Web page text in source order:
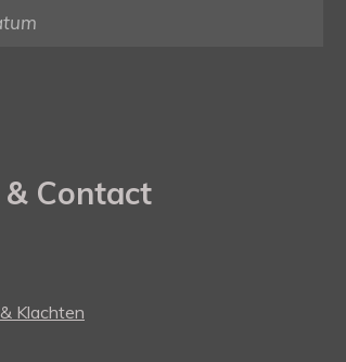
Contact
Klachten